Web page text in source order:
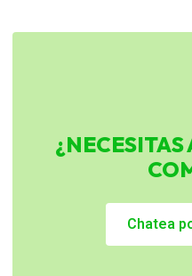
¿NECESITAS
Chatea